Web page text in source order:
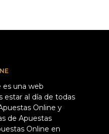
es una web
estar al día de todas
Online y
de Apuestas
Online en